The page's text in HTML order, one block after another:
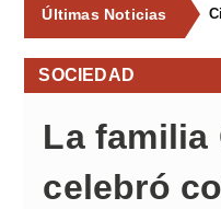
Últimas Noticias
SOCIEDAD
La familia
celebró